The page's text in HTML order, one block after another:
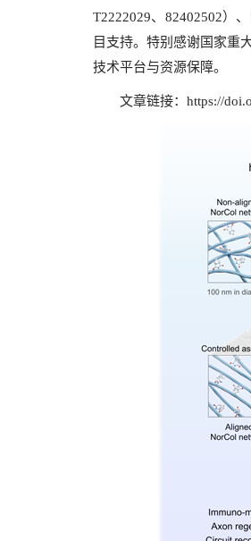
T2222029、82402502）
目支持。特别感谢国家重
技术平台与资源保障。
文章链接： https://